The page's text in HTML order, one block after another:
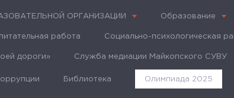
ОРГАНИЗАЦИИ Образование
работа Социально-психологическая
дороги» Служба медиации Майкопского СУВУ
Библиотека Олимпиада 2025